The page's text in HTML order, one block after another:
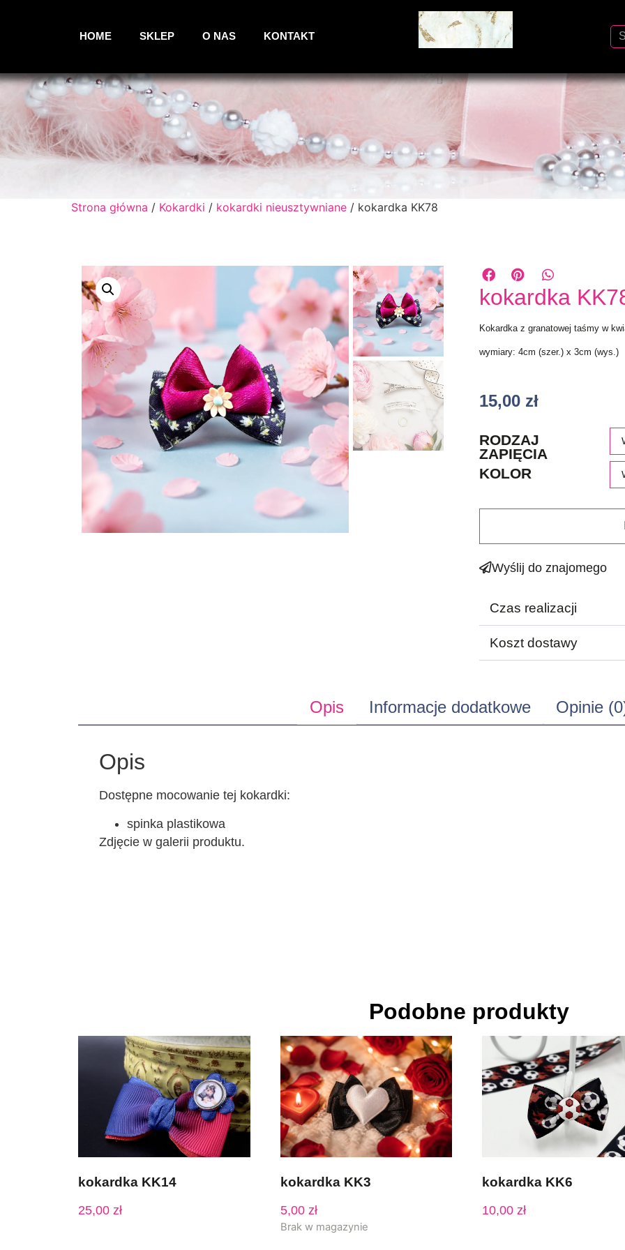
HOME SKLEP O NAS KONTAKT
Strona główna / Kokardki / kokardki nieusztywniane / kokardka KK78
kokardka
Kokardka z granatowej taśmy w
wymiary: 4cm (szer.) x 3cm (wys.)
15,00 zł
RODZAJ
ZAPIĘCIA
KOLOR
Wyślij do znajomego
Czas realizacji
Koszt dostawy
Opis Informacje dodatkowe Opinie
Opis
Dostępne mocowanie tej kokardki:
spinka plastikowa
Zdjęcie w galerii produktu.
Podobne produkty
kokardka KK14
25,00 zł
kokardka KK3
5,00 zł
Brak w magazynie
kokardka KK6
10,00 zł